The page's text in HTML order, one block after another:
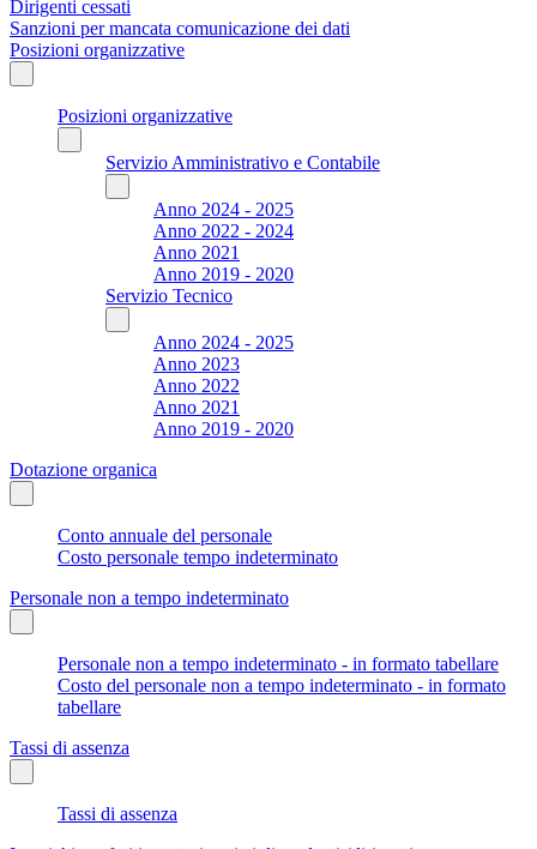
Dirigenti cessati
Sanzioni per mancata comunicazione dei dati
Posizioni organizzative
Posizioni organizzative
Servizio Amministrativo e Contabile
Anno 2024 - 2025
Anno 2022 - 2024
Anno 2021
Anno 2019 - 2020
Servizio Tecnico
Anno 2024 - 2025
Anno 2023
Anno 2022
Anno 2021
Anno 2019 - 2020
Dotazione organica
Conto annuale del personale
Costo personale tempo indeterminato
Personale non a tempo indeterminato
Personale non a tempo indeterminato - in formato tabellare
Costo del personale non a tempo indeterminato - in formato
tabellare
Tassi di assenza
Tassi di assenza